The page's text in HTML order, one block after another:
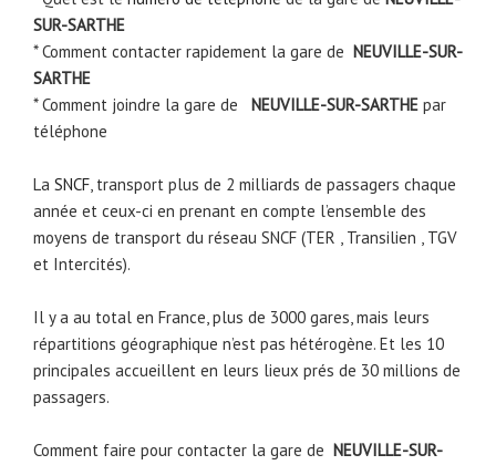
SUR-SARTHE
* Comment contacter rapidement la gare de NEUVILLE-SUR-
SARTHE
* Comment joindre la gare de
NEUVILLE-SUR-SARTHE par
téléphone
La SNCF, transport plus de 2 milliards de passagers chaque
année et ceux-ci en prenant en compte l’ensemble des
moyens de transport du réseau SNCF (TER , Transilien , TGV
et Intercités).
Il y a au total en France, plus de 3000 gares, mais leurs
répartitions géographique n’est pas hétérogène. Et les 10
principales accueillent en leurs lieux prés de 30 millions de
passagers.
Comment faire pour contacter la gare de NEUVILLE-SUR-